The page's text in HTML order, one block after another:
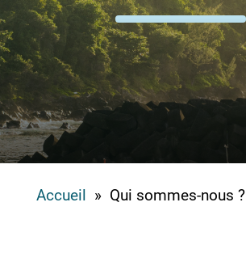
Accueil » Qui sommes-nous ?